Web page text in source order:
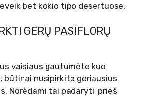
bet kokio tipo desertuose.
GERŲ PASIFLORŲ
vaisiaus gautumėte kuo
būtinai nusipirkite geriausius
Norėdami tai padaryti, prieš